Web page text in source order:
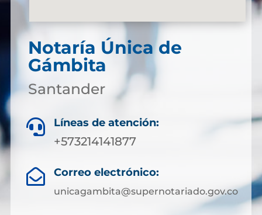
Notaría Única de
Gámbita
Santander
 Líneas de atención:
+573214141877
 Correo electrónico:
unicagambita@supernotariado.gov.co